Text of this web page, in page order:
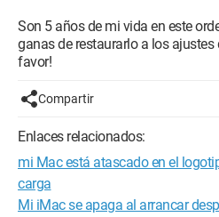
Son 5 años de mi vida en este
ganas de restaurarlo a los ajustes
favor!
Compartir
Enlaces relacionados:
mi Mac está atascado en el
carga
Mi iMac se apaga al arrancar